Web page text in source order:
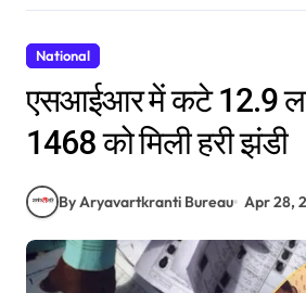
National
एसआईआर में कटे 12.9
1468 को मिली हरी झंडी
By Aryavartkranti Bureau Apr 28,